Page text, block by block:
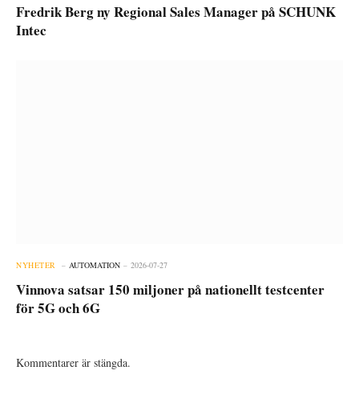
Fredrik Berg ny Regional Sales Manager på SCHUNK
Intec
NYHETER AUTOMATION 2026-07-27
Vinnova satsar 150 miljoner på nationellt testcenter
för 5G och 6G
Kommentarer är stängda.